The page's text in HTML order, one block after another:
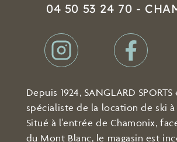
04 50 53 24 70 -
Depuis 1924, SANGLARD
spécialiste de la location de ski à
Situé à l'entrée de Chamonix,
du Mont Blanc, le magasin est